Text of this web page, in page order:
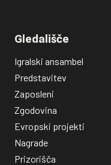
Gledališče
Igralski ansambel
Predstavitev
Zaposleni
Zgodovina
Evropski projekti
Nagrade
Prizorišča